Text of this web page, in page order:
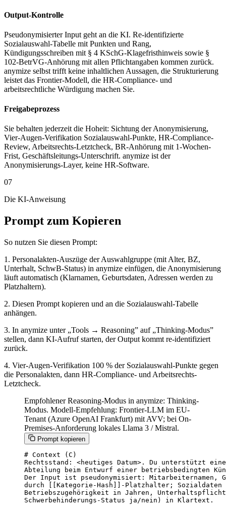
Output-Kontrolle
Pseudonymisierter Input geht an die KI. Re-identifizierte
Sozialauswahl-Tabelle mit Punkten und Rang,
Kündigungsschreiben mit § 4 KSchG-Klagefristhinweis sowie §
102-BetrVG-Anhörung mit allen Pflichtangaben kommen zurück.
anymize selbst trifft keine inhaltlichen Aussagen, die Strukturierung
leistet das Frontier-Modell, die HR-Compliance- und
arbeitsrechtliche Würdigung machen Sie.
Freigabeprozess
Sie behalten jederzeit die Hoheit: Sichtung der Anonymisierung,
Vier-Augen-Verifikation Sozialauswahl-Punkte, HR-Compliance-
Review, Arbeitsrechts-Letztcheck, BR-Anhörung mit 1-Wochen-
Frist, Geschäftsleitungs-Unterschrift. anymize ist der
Anonymisierungs-Layer, keine HR-Software.
07
Die KI-Anweisung
Prompt zum Kopieren
So nutzen Sie diesen Prompt:
1. Personalakten-Auszüge der Auswahlgruppe (mit Alter, BZ,
Unterhalt, SchwB-Status) in anymize einfügen, die Anonymisierung
läuft automatisch (Klarnamen, Geburtsdaten, Adressen werden zu
Platzhaltern).
2. Diesen Prompt kopieren und an die Sozialauswahl-Tabelle
anhängen.
3. In anymize unter „Tools → Reasoning” auf „Thinking-Modus”
stellen, dann KI-Aufruf starten, der Output kommt re-identifiziert
zurück.
4. Vier-Augen-Verifikation 100 % der Sozialauswahl-Punkte gegen
die Personalakten, dann HR-Compliance- und Arbeitsrechts-
Letztcheck.
Empfohlener Reasoning-Modus in anymize: Thinking-
Modus. Modell-Empfehlung: Frontier-LLM im EU-
Tenant (Azure OpenAI Frankfurt) mit AVV; bei On-
Premises-Anforderung lokales Llama 3 / Mistral.
Prompt kopieren
# Context (C)
Rechtsstand: <heutiges Datum>. Du unterstützt eine
Abteilung beim Entwurf einer betriebsbedingten
Der Input ist pseudonymisiert: Mitarbeiternamen,
durch [[Kategorie-Hash]]-Platzhalter;
Betriebszugehörigkeit in Jahren,
Schwerbehinderungs-Status ja/nein) in Klartext.